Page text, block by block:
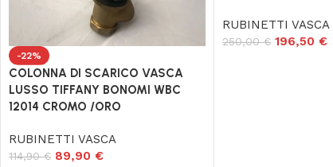
-22%
COLONNA DI SCARICO VASCA
LUSSO TIFFANY BONOMI WBC
12014 CROMO /ORO
RUBINETTI VASCA
114,90€ 89,90 €
RUBINETTI VASCA
250,00€ 196,50€